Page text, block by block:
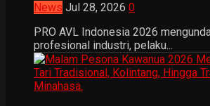
News Jul 28, 2026 0
PRO AVL Indonesia 2026
profesional industri, pelaku...